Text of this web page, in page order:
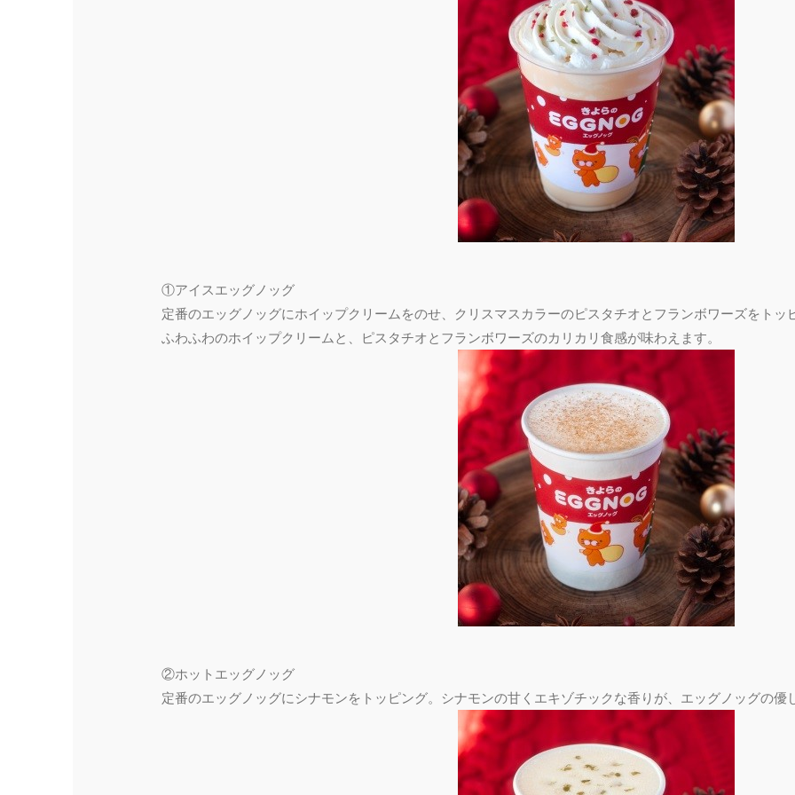
①アイスエッグノッグ
定番のエッグノッグにホイップクリームをのせ、クリスマスカラーのピスタチオとフランボワーズをトッ
ふわふわのホイップクリームと、ピスタチオとフランボワーズのカリカリ食感が味わえます。
②ホットエッグノッグ
定番のエッグノッグにシナモンをトッピング。シナモンの甘くエキゾチックな香りが、エッグノッグの優